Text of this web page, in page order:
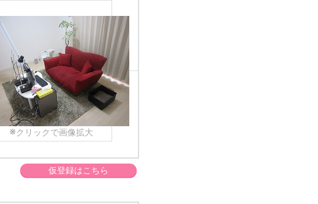
※クリックで画像拡大
仮登録はこちら